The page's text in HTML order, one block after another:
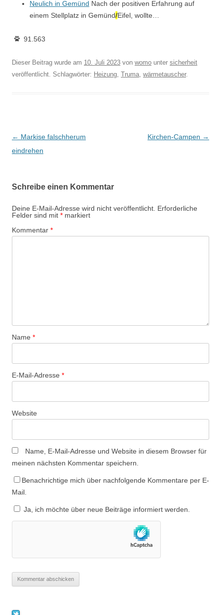
Neulich in Gemünd Nach der positiven Erfahrung auf
einem Stellplatz in Gemünd/Eifel, wollte…
91.563
Dieser Beitrag wurde am 10. Juli 2023 von womo unter sicherheit
veröffentlicht. Schlagwörter: Heizung Truma wärmetauscher.
Beitragsnavigation
← Markise falschherum
eindrehen
Kirchen-Campen →
Schreibe einen Kommentar
Deine E-Mail-Adresse wird nicht veröffentlicht. Erforderliche
Felder sind mit * markiert
Kommentar *
Name *
E-Mail-Adresse *
Website
Name, E-Mail-Adresse und Website in diesem Browser für
meinen nächsten Kommentar speichern.
Benachrichtige mich über nachfolgende Kommentare per E-
Mail.
Ja, ich möchte über neue Beiträge informiert werden.